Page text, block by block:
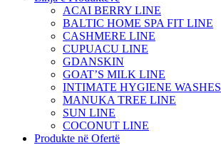
ACAI BERRY LINE
BALTIC HOME SPA FIT LINE
CASHMERE LINE
CUPUACU LINE
GDANSKIN
GOAT’S MILK LINE
INTIMATE HYGIENE WASHES
MANUKA TREE LINE
SUN LINE
COCONUT LINE
Produkte në Ofertë